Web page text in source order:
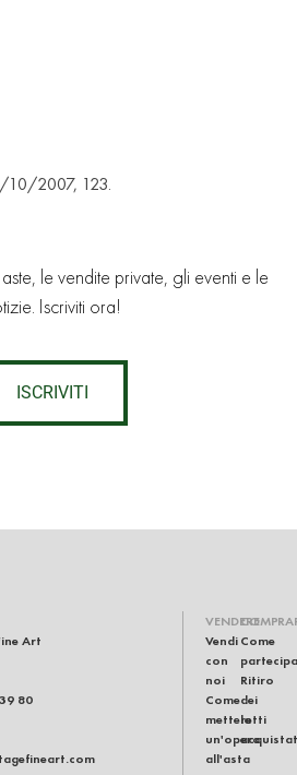
10/2007, 123.
le vendite private, gli eventi e le
Iscriviti ora!
ISCRIVITI
Art
80
VENDERE
Vendi
con
noi
Come
mettere
un'opera
all'asta
Come
Ritiro
dei
lotti